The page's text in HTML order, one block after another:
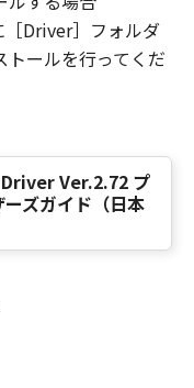
いた場合でも
ンサー、キヤノ
、それらの販
者との間に生
切責任を負わ
』を示す下
または「本ソ
［Driver］フォルダ
ールを行ってくだ
Ver.2.72 プ
ズガイド（日本